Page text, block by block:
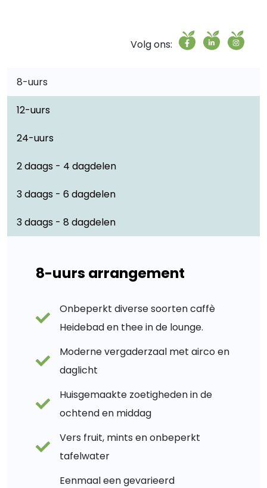
Volg ons:
8-uurs
12-uurs
24-uurs
2 daags - 4 dagdelen
3 daags - 6 dagdelen
3 daags - 8 dagdelen
8-uurs arrangement
Onbeperkt diverse soorten caffè
Heidebad en thee in de lounge.
Moderne vergaderzaal met airco en
daglicht
Huisgemaakte zoetigheden in de
ochtend en middag
Vers fruit, mints en onbeperkt
tafelwater
Eenmaal een gevarieerd